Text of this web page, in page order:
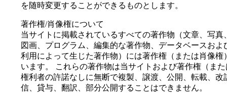
を随時変更することができるものとします。
著作権/肖像権について
当サイトに掲載されているすべての著作物（文章、写真
図画、プログラム、編集的な著作物、データベースおよ
利用によって生じた著作物）には著作権（または肖像権
います。 これらの著作物は当サイトおよび著作権（ま
権利者の許諾なしに無断で複製、譲渡、公開、転載、改
信、貸与、翻訳、部分公開することはできません。